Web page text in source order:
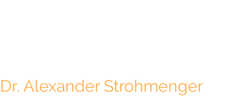
Dr. Alexander Strohmenger